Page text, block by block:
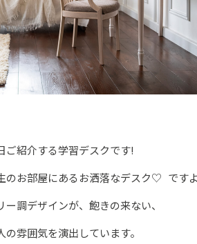
ご紹介する学習デスクです!
のお部屋にあるお洒落なデスク♡ です
調デザインが、飽きの来ない、
の雰囲気を演出しています。